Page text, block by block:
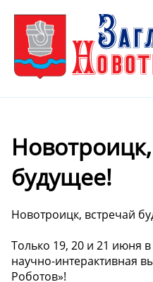
будущее!
Новотроицк, встречай
Только 19, 20 и 21 июня
научно-интерактивная
Роботов»!